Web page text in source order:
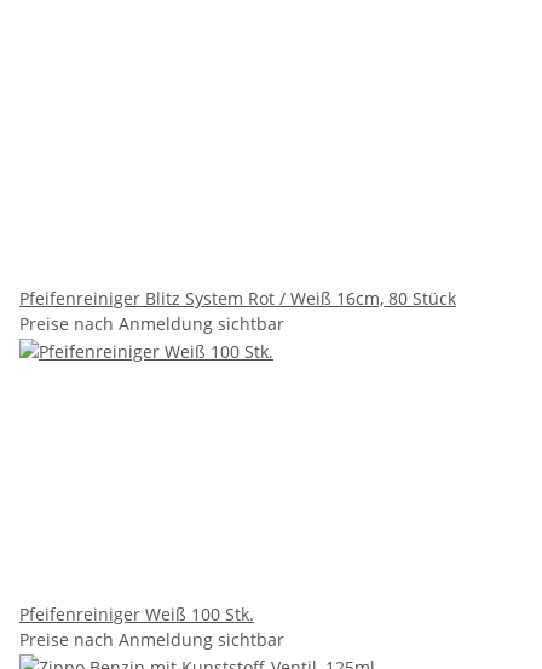
Pfeifenreiniger Blitz System Rot / Weiß 16cm, 80 Stück
Preise nach Anmeldung sichtbar
Pfeifenreiniger Weiß 100 Stk.
Preise nach Anmeldung sichtbar